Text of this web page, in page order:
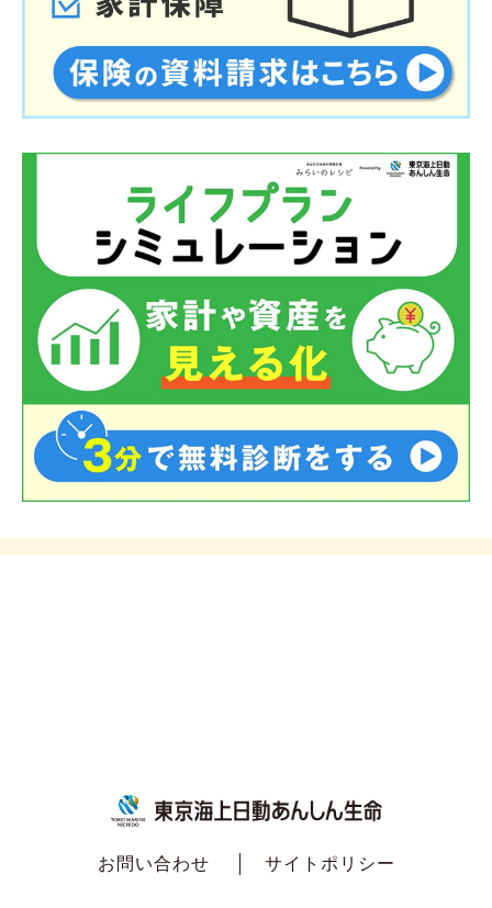
お問い合わせ サイトポリシー